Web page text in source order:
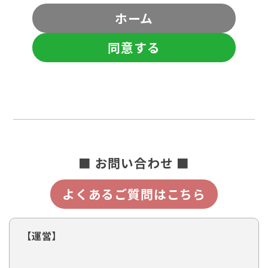
ホーム
同意する
■ お問い合わせ ■
よくあるご質問はこちら
【運営】